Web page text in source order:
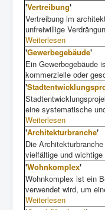
'Vertreibung'
Vertreibung im
unfreiwillige
Weiterlesen
'Gewerbegebäude'
Ein Gewerbegebäude
kommerzielle oder
'
eine systematische
Weiterlesen
'Architekturbranche'
Die
vielfältige und
'Wohnkomplex'
Wohnkomplex ist ein
verwendet wird, um
Weiterlesen